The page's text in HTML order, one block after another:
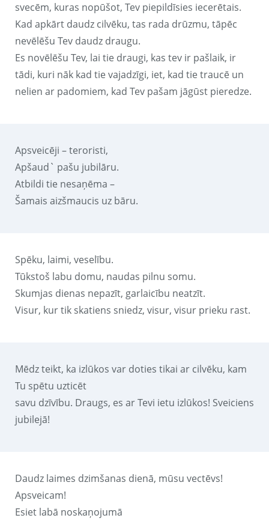
svecēm, kuras nopūšot, Tev piepildīsies iecerētais.
Kad apkārt daudz cilvēku, tas rada drūzmu, tāpēc
nevēlēšu Tev daudz draugu.
Es novēlēšu Tev, lai tie draugi, kas tev ir pašlaik, ir
tādi, kuri nāk kad tie vajadzīgi, iet, kad tie traucē un
nelien ar padomiem, kad Tev pašam jāgūst pieredze.
Apsveicēji – teroristi,
Apšaud` pašu jubilāru.
Atbildi tie nesaņēma –
Šamais aizšmaucis uz bāru.
Spēku, laimi, veselību.
Tūkstoš labu domu, naudas pilnu somu.
Skumjas dienas nepazīt, garlaicību neatzīt.
Visur, kur tik skatiens sniedz, visur, visur prieku rast.
Mēdz teikt, ka izlūkos var doties tikai ar cilvēku, kam
Tu spētu uzticēt
savu dzīvību. Draugs, es ar Tevi ietu izlūkos! Sveiciens
jubilejā!
Daudz laimes dzimšanas dienā, mūsu vectēvs!
Apsveicam!
Esiet labā noskaņojumā